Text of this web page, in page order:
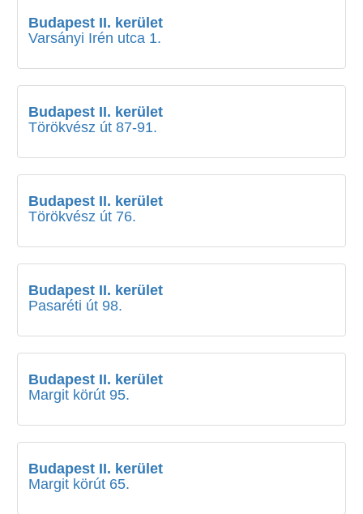
Budapest II. kerület
Varsányi Irén utca 1.
Budapest II. kerület
Törökvész út 87-91.
Budapest II. kerület
Törökvész út 76.
Budapest II. kerület
Pasaréti út 98.
Budapest II. kerület
Margit körút 95.
Budapest II. kerület
Margit körút 65.